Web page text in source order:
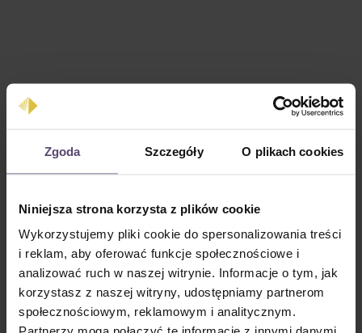
Zgoda Szczegóły O plikach cookies
Niniejsza strona korzysta z plików cookie
Wykorzystujemy pliki cookie do spersonalizowania treści
i reklam, aby oferować funkcje społecznościowe i
analizować ruch w naszej witrynie. Informacje o tym, jak
korzystasz z naszej witryny, udostępniamy partnerom
społecznościowym, reklamowym i analitycznym.
Ceny z VAT plus koszty wysyłki
Do koszyka
Numer produktu:MU_R_2795_PG2
Opis